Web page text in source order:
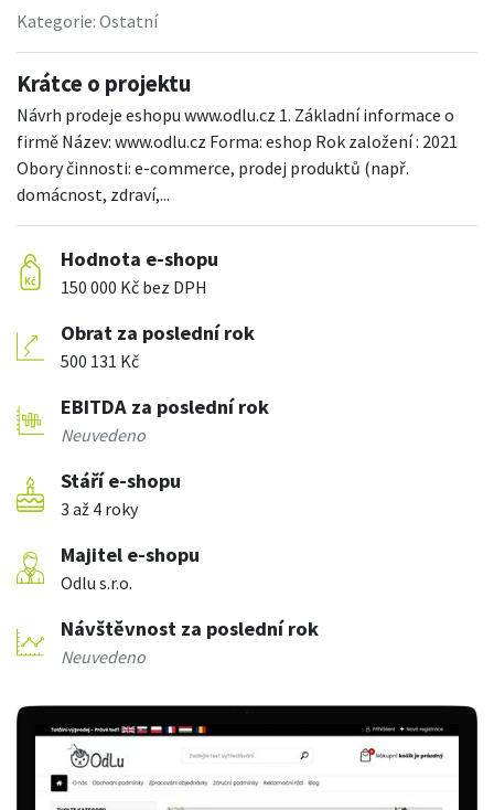
Kategorie: Ostatní
Krátce o projektu
Návrh prodeje eshopu www.odlu.cz 1. Základní informace o
firmě Název: www.odlu.cz Forma: eshop Rok založení : 2021
Obory činnosti: e-commerce, prodej produktů (např.
domácnost, zdraví,...
Hodnota e-shopu
150 000 Kč bez DPH
Obrat za poslední rok
500 131 Kč
EBITDA za poslední rok
Neuvedeno
Stáří e-shopu
3 až 4 roky
Majitel e-shopu
Odlu s.r.o.
Návštěvnost za poslední rok
Neuvedeno